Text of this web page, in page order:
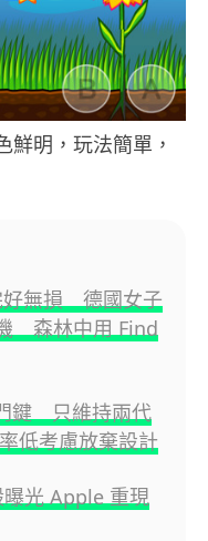
鮮明，玩法簡單，
好無損 德國女子
森林中用 Find
鍵 只維持兩代
低考慮放棄設計
光 Apple 重現